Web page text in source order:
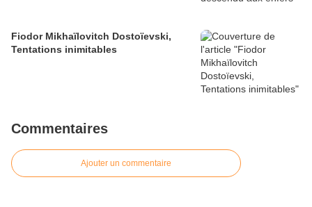
Fiodor Mikhaïlovitch Dostoïevski,
Tentations inimitables
Commentaires
Ajouter un commentaire